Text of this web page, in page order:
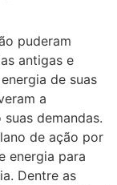
puderam
antigas e
de suas
a
demandas.
de ação por
energia para
Dentre as